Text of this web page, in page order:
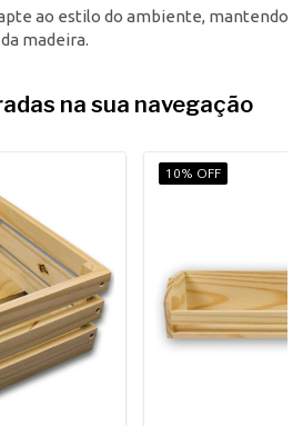
ao estilo do ambiente, mantendo
madeira.
na sua navegação
10% OFF